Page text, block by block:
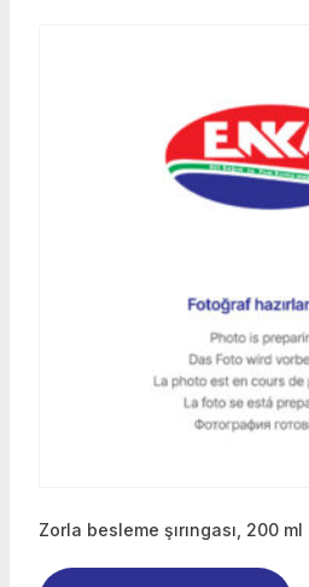
Zorla besleme şırıngası, 200 ml